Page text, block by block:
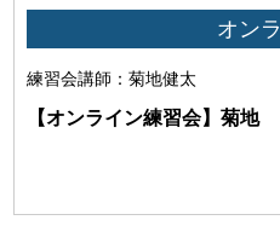
所は、著作者たる利用者の氏名
目的に必要な範囲において編集
オン
練習会講師：菊地健太
【オンライン練習会】菊地